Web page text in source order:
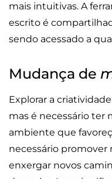
mais intuitivas. A
escrito é
sendo acessado a
Mudança de
Explorar a
mas é necessário ter
ambiente que
necessário promover
enxergar novos